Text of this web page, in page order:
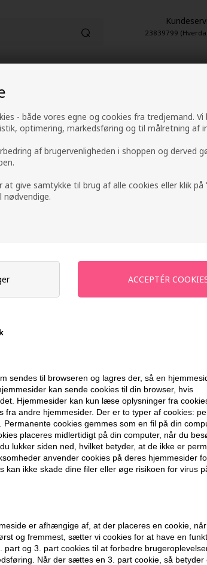
- både vores egne og cookies fra tredjemand. Vi
optimering, markedsføring og til målretning af
af brugervenligheden i shoppen og derved
at give samtykke til brug af alle cookies eller klik
sendes til browseren og lagres der, så en
kan sende cookies til din browser, hvis
Hjemmesider kan kun læse oplysninger fra
fra andre hjemmesider. Der er to typer af cookies:
Permanente cookies gemmes som en fil på din
placeres midlertidigt på din computer, når du
lukker siden ned, hvilket betyder, at de ikke er
anvender cookies på deres hjemmesider
kan ikke skade dine filer eller øge risikoen for virus
er afhængige af, at der placeres en cookie,
og fremmest, sætter vi cookies for at have en
og 3. part cookies til at forbedre
Når der sættes en 3. part cookie, så betyder
23839799
IdHAIR Elements
Stykpris ved 3 stk. 108,00 DKK
Du får 5 DKK til dit næste køb når du
399,10 DKK FRA GRATIS FRAGT
BESKRIVELSE ANMELDELSER
IdHAIR Elements Xclusive Anti-Frizz
Egenskaber
IdHAIR Elements Xclusive Anti-Frizz
sammensætning af ingredienser